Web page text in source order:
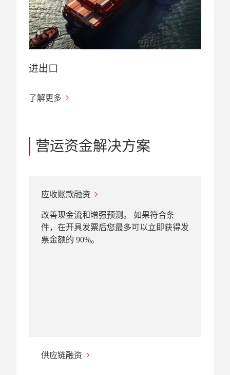
进出口
了解更多
营运资金解决方案
应收账款融资
改善现金流和增强预测。 如果符合条
件，在开具发票后您最多可以立即获得发
票金额的 90%。
供应链融资